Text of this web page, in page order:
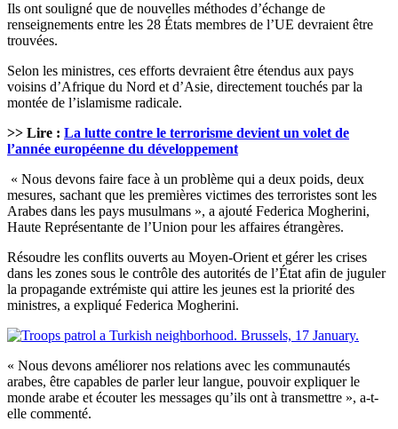
Ils ont souligné que de nouvelles méthodes d’échange de
renseignements entre les 28 États membres de l’UE devraient être
trouvées.
Selon les ministres, ces efforts devraient être étendus aux pays
voisins d’Afrique du Nord et d’Asie, directement touchés par la
montée de l’islamisme radicale.
>> Lire : La lutte contre le terrorisme devient un volet de
l’année européenne du développement
« Nous devons faire face à un problème qui a deux poids, deux
mesures, sachant que les premières victimes des terroristes sont les
Arabes dans les pays musulmans », a ajouté Federica Mogherini,
Haute Représentante de l’Union pour les affaires étrangères.
Résoudre les conflits ouverts au Moyen-Orient et gérer les crises
dans les zones sous le contrôle des autorités de l’État afin de juguler
la propagande extrémiste qui attire les jeunes est la priorité des
ministres, a expliqué Federica Mogherini.
« Nous devons améliorer nos relations avec les communautés
arabes, être capables de parler leur langue, pouvoir expliquer le
monde arabe et écouter les messages qu’ils ont à transmettre », a-t-
elle commenté.